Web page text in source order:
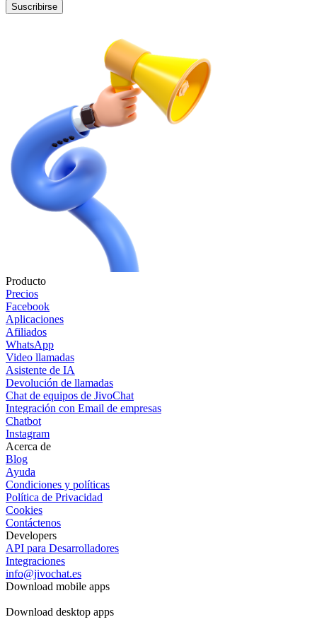
Suscribirse
Producto
Precios
Facebook
Aplicaciones
Afiliados
WhatsApp
Video llamadas
Asistente de IA
Devolución de llamadas
Chat de equipos de JivoChat
Integración con Email de empresas
Chatbot
Instagram
Acerca de
Blog
Ayuda
Condiciones y políticas
Política de Privacidad
Cookies
Contáctenos
Developers
API para Desarrolladores
Integraciones
info@jivochat.es
Download mobile apps
Download desktop apps